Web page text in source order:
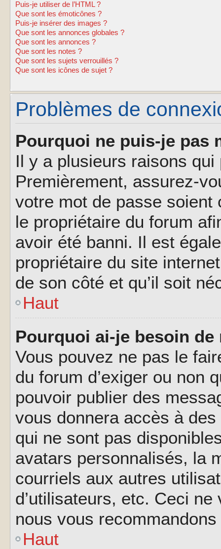
Puis-je utiliser de l’HTML ?
Que sont les émoticônes ?
Puis-je insérer des images ?
Que sont les annonces globales ?
Que sont les annonces ?
Que sont les notes ?
Que sont les sujets verrouillés ?
Que sont les icônes de sujet ?
Problèmes de
Pourquoi ne puis-je pas
Il y a plusieurs raisons
Premièrement, assurez-
votre mot de passe soient
le propriétaire du forum
avoir été banni. Il est
propriétaire du site
de son côté et qu’il soit
Haut
Pourquoi ai-je besoin
Vous pouvez ne pas le
du forum d’exiger ou non
pouvoir publier des
vous donnera accès à
qui ne sont pas
avatars personnalisés, la
courriels aux autres
d’utilisateurs, etc. Ceci
nous vous
Haut